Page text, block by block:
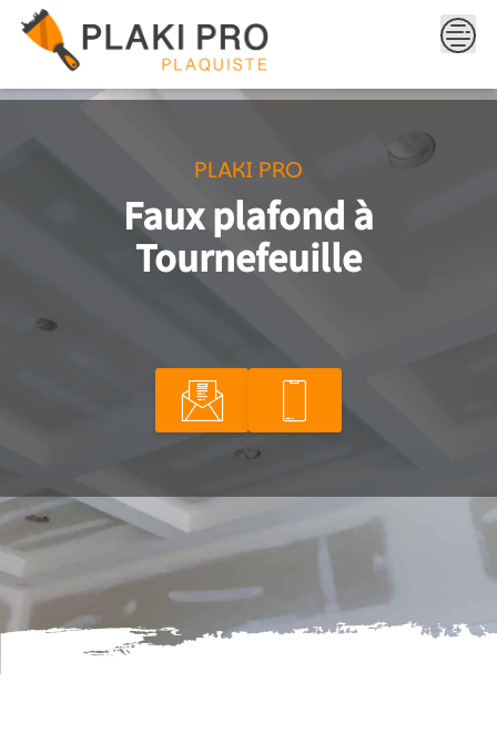
content
PLAKI PRO
Faux plafond à
Tournefeuille